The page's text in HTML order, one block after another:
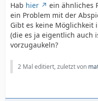
Hab hier
ein ähnliches
ein Problem mit der
Gibt es keine Möglichkeit
(die es ja eigentlich auch
vorzugaukeln?
2 Mal editiert, zuletzt von